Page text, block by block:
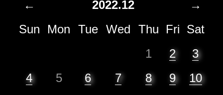
← 2022.12
→
Sun
Mon Tue Wed Thu Fri Sat
1
2
3
4
5 6 7 8 9
10